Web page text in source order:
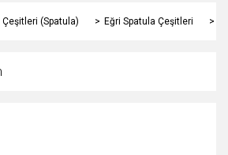
Çeşitleri (Spatula) Eğri Spatula Çeşitleri